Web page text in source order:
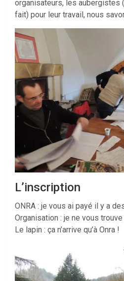
organisateurs, les aubergistes
fait) pour leur travail, nous
L’inscription
ONRA : je vous ai payé il y a
Organisation : je ne vous trouve
Le lapin : ça n’arrive qu’à Onra !